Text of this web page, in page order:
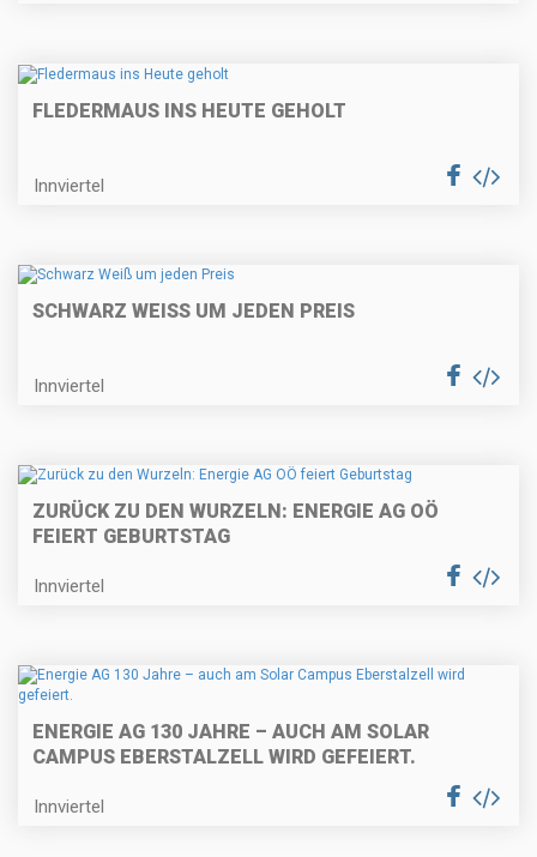
FLEDERMAUS INS HEUTE GEHOLT
Innviertel
SCHWARZ WEISS UM JEDEN PREIS
Innviertel
ZURÜCK ZU DEN WURZELN: ENERGIE AG OÖ
FEIERT GEBURTSTAG
Innviertel
ENERGIE AG 130 JAHRE – AUCH AM SOLAR
CAMPUS EBERSTALZELL WIRD GEFEIERT.
Innviertel